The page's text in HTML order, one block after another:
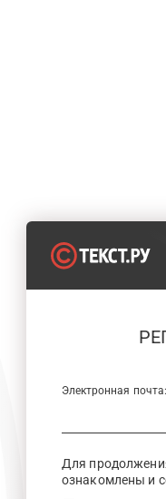
Электронная почта:
Для
ознакомлены и